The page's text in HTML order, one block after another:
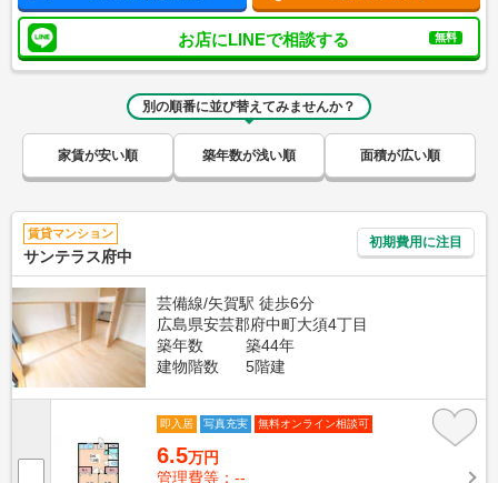
お店にLINEで相談する 無料
別の順番に並び替えてみませんか？
家賃が安い順 築年数が浅い順 面積が広い順
賃貸マンション
サンテラス府中
初期費用に注目
芸備線/矢賀駅 徒歩6分
広島県安芸郡府中町大須4丁目
築年数
築44年
建物階数
5階建
即入居 写真充実 無料オンライン相談可
6.5万円
管理費等：--